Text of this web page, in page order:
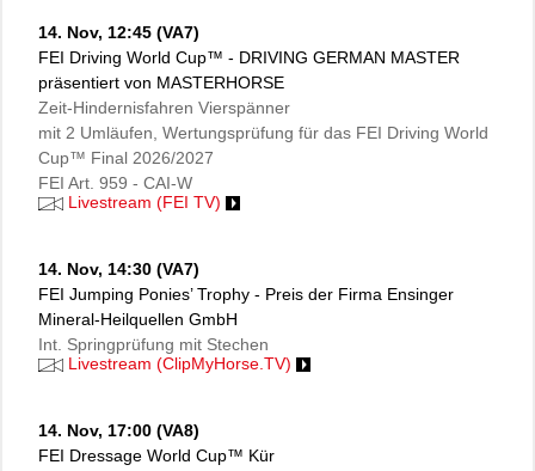
14. Nov, 12:45 (VA7)
FEI Driving World Cup™ - DRIVING GERMAN MASTER
präsentiert von MASTERHORSE
Zeit-Hindernisfahren Vierspänner
mit 2 Umläufen, Wertungsprüfung für das FEI Driving World
Cup™ Final 2026/2027
FEI Art. 959 - CAI-W
Livestream (FEI TV)
14. Nov, 14:30 (VA7)
FEI Jumping Ponies’ Trophy - Preis der Firma Ensinger
Mineral-Heilquellen GmbH
Int. Springprüfung mit Stechen
Livestream (ClipMyHorse.TV)
14. Nov, 17:00 (VA8)
FEI Dressage World Cup™ Kür